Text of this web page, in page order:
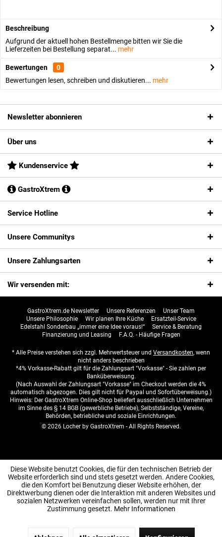
Beschreibung
Aufgrund der aktuell hohen Bestellmenge bitten wir Sie die
Lieferzeiten bei Bestellung separat... mehr
Bewertungen
0
Bewertungen lesen, schreiben und diskutieren... mehr
Newsletter abonnieren
Über uns
Kundenservice
GastroXtrem
Service Hotline
Unsere Communitys
Unsere Zahlungsarten
Wir versenden mit:
GastroXtrem.de Newsletter Unsere Referenzen
Unser Team
Unsere Philosophie
Wir planen Ihre Küche
Ersatzteil-Service
Edelstahl Sonderbau „immer eine Idee voraus!“
Service & Beratung
Finanzierung und Leasing
F.A.Q. - Häufige Fragen
* Alle Preise verstehen sich zzgl. Mehrwertsteuer und Versandkosten, wenn
nicht anders beschrieben
*4% Vorkasse-Rabatt gilt für die Zahlungsart "Vorkasse" - Sie zahlen per
Banküberweisung.
(Nach Auswahl der Zahlungsart "Vorkasse" im Checkout werden die 4%
automatisch abgezogen. Dies gilt nicht für Paypal und Sofortüberweisung.)
Hinweis: Der GastroXtrem Online-Shop beliefert ausschließlich Unternehmen
im Sinne des § 14 BGB (gewerbliche Betriebe), Selbstständige, Vereine,
Behörden, betriebliche und soziale Einrichtungen.
© 2026 Locher by GastroXtrem - All Rights Reserved.
Diese Website benutzt Cookies, die für den technischen Betrieb der
Website erforderlich sind und stets gesetzt werden. Andere Cookies,
die den Komfort bei Benutzung dieser Website erhöhen, der
Direktwerbung dienen oder die Interaktion mit anderen Websites und
sozialen Netzwerken vereinfachen sollen, werden nur mit Ihrer
Zustimmung gesetzt. Mehr Informationen